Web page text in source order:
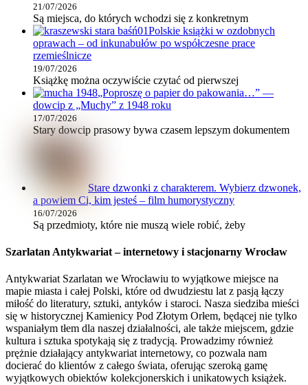
21/07/2026
Są miejsca, do których wchodzi się z konkretnym
Polskie książki w ozdobnych
oprawach – od inkunabułów po współczesne prace
rzemieślnicze
19/07/2026
Książkę można oczywiście czytać od pierwszej
„Poproszę o papier do pakowania…” —
dowcip z „Muchy” z 1948 roku
17/07/2026
Stary dowcip prasowy bywa czasem lepszym dokumentem
Stare dzwonki z charakterem. Wybierz dzwonek,
a powiem Ci, kim jesteś – film humorystyczny
16/07/2026
Są przedmioty, które nie muszą wiele robić, żeby
Szarlatan Antykwariat – internetowy i stacjonarny Wrocław
Antykwariat Szarlatan we Wrocławiu to wyjątkowe miejsce na
mapie miasta i całej Polski, które od dwudziestu lat z pasją łączy
miłość do literatury, sztuki, antyków i staroci. Nasza siedziba mieści
się w historycznej Kamienicy Pod Złotym Orłem, będącej nie tylko
wspaniałym tłem dla naszej działalności, ale także miejscem, gdzie
kultura i sztuka spotykają się z tradycją. Prowadzimy również
prężnie działający antykwariat internetowy, co pozwala nam
docierać do klientów z całego świata, oferując szeroką gamę
wyjątkowych obiektów kolekcjonerskich i unikatowych książek.